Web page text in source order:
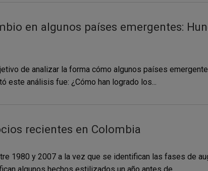
en algunos países emergentes:
de analizar la forma cómo algunos países
este análisis fue: ¿Cómo han logrado los...
recientes en Colombia
1980 y 2007 a la vez que se identifican las fases de